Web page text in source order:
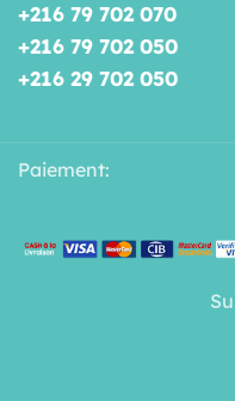
+216 79 702 070
+216 79 702 050
+216 29 702 050
Paiement: